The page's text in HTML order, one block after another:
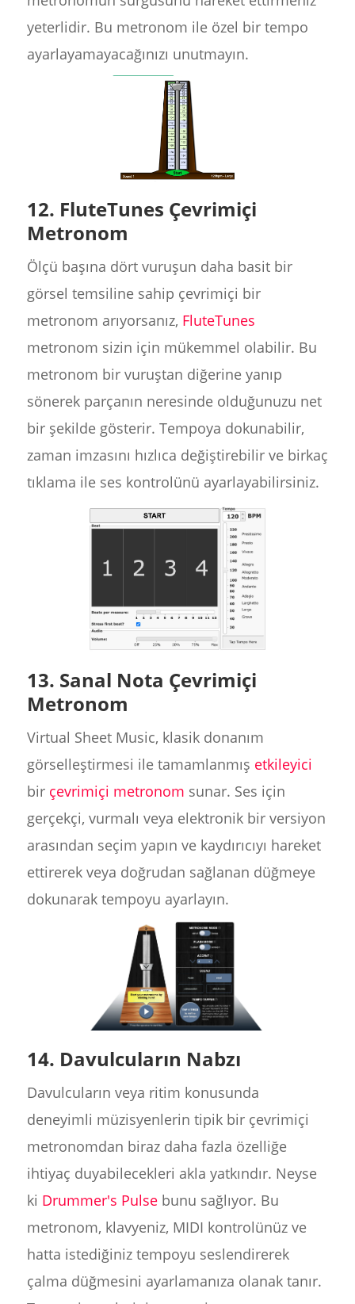
yeterlidir. Bu metronom ile özel bir tempo
ayarlayamayacağınızı unutmayın.
12. FluteTunes Çevrimiçi
Metronom
Ölçü başına dört vuruşun daha basit bir
görsel temsiline sahip çevrimiçi bir
metronom arıyorsanız, FluteTunes
metronom sizin için mükemmel olabilir. Bu
metronom bir vuruştan diğerine yanıp
sönerek parçanın neresinde olduğunuzu net
bir şekilde gösterir. Tempoya dokunabilir,
zaman imzasını hızlıca değiştirebilir ve birkaç
tıklama ile ses kontrolünü ayarlayabilirsiniz.
13. Sanal Nota Çevrimiçi
Metronom
Virtual Sheet Music, klasik donanım
görselleştirmesi ile tamamlanmış etkileyici
bir çevrimiçi metronom sunar. Ses için
gerçekçi, vurmalı veya elektronik bir versiyon
arasından seçim yapın ve kaydırıcıyı hareket
ettirerek veya doğrudan sağlanan düğmeye
dokunarak tempoyu ayarlayın.
14. Davulcuların Nabzı
Davulcuların veya ritim konusunda
deneyimli müzisyenlerin tipik bir çevrimiçi
metronomdan biraz daha fazla özelliğe
ihtiyaç duyabilecekleri akla yatkındır. Neyse
ki Drummer's Pulsebunu sağlıyor. Bu
metronom, klavyeniz, MIDI kontrolünüz ve
hatta istediğiniz tempoyu seslendirerek
çalma düğmesini ayarlamanıza olanak tanır.